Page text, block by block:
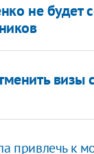
не будет
визы
привлечь к